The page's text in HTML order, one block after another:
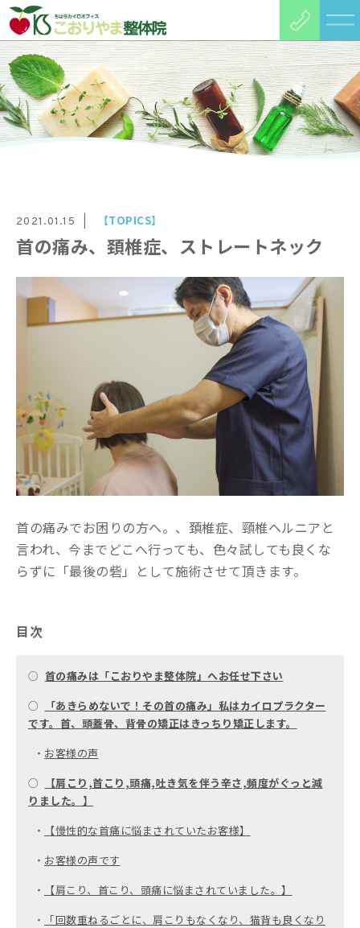
2021.01.15 【TOPICS】
首の痛み、頚椎症、ストレートネック
首の痛みでお困りの方へ。、頚椎症、頸椎ヘルニアと
言われ、今までどこへ行っても、色々試しても良くな
らずに「最後の砦」として施術させて頂きます。
目次
○ 首の痛みは「こおりやま整体院」へお任せ下さい
○
「あきらめないで！その首の痛み」私はカイロプラクター
です。首、頭蓋骨、背骨の矯正はきっちり矯正します。
・ お客様の声
○
【肩こり,首こり,頭痛,吐き気を伴う辛さ,頻度がぐっと減
りました。】
・
【慢性的な首痛に悩まされていたお客様】
・ お客様の声です
・
【肩こり、首こり、頭痛に悩まされていました。】
・
「回数重ねるごとに、肩こりもなくなり、猫背も良くなり